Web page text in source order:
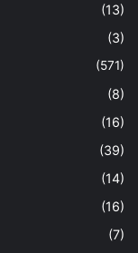
(13)
(3)
(571)
(8)
(16)
(39)
(14)
(16)
(7)